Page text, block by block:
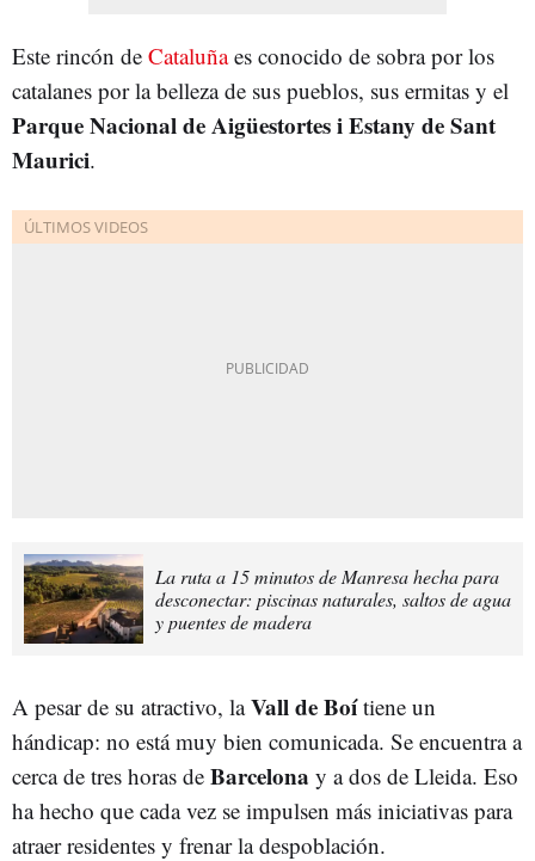
Este rincón de Cataluñaes conocido de sobra por los
catalanes por la belleza de sus pueblos, sus ermitas y el
Parque Nacional de Aigüestortes i Estany de Sant
Maurici.
La ruta a 15 minutos de Manresa hecha para
desconectar: piscinas naturales, saltos de agua
y puentes de madera
A pesar de su atractivo, laVall de Boítiene un
hándicap: no está muy bien comunicada. Se encuentra a
cerca de tres horas de Barcelona y a dos de Lleida. Eso
ha hecho que cada vez se impulsen más iniciativas para
atraer residentes y frenar la despoblación.